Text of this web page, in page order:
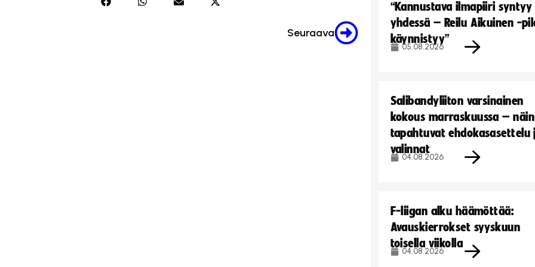
Seuraava
“Kannustava ilmapiiri syntyy
yhdessä – Reilu Aikuinen -
käynnistyy”
05.08.2026
Salibandyliiton varsinainen
kokous marraskuussa – näin
tapahtuvat ehdokasasettelu
valinnat
04.08.2026
F-liigan alku häämöttää:
Avauskierrokset syyskuun
toisella viikolla
04.08.2026